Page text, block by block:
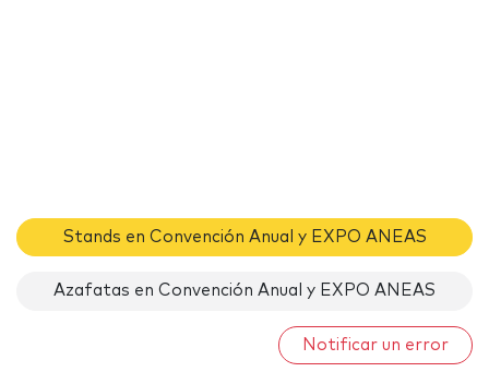
Stands en Convención Anual y EXPO ANEAS
Azafatas en Convención Anual y EXPO ANEAS
Notificar un error